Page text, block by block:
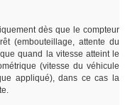
dès que le compteur
(embouteillage, attente du
quand la vitesse atteint le
(vitesse du véhicule
appliqué), dans ce cas la